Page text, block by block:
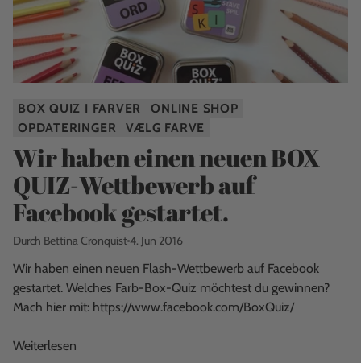
BOX QUIZ I FARVER
ONLINE SHOP
OPDATERINGER
VÆLG FARVE
Wir haben einen neuen BOX
QUIZ-Wettbewerb auf
Facebook gestartet.
Durch Bettina Cronquist 4. Jun 2016
Wir haben einen neuen Flash-Wettbewerb auf Facebook
gestartet. Welches Farb-Box-Quiz möchtest du gewinnen?
Mach hier mit: https://www.facebook.com/BoxQuiz/
Weiterlesen